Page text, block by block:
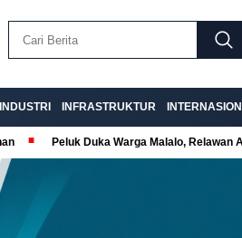
INDUSTRI INFRASTRUKTUR
Peluk Duka Warga Malalo, Relawan